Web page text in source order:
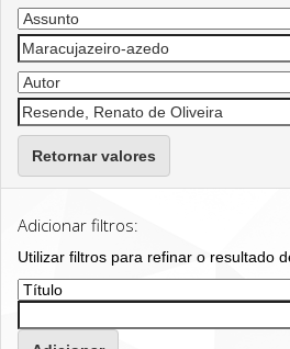
Retornar valores
Adicionar filtros:
Utilizar filtros para refinar o resultado